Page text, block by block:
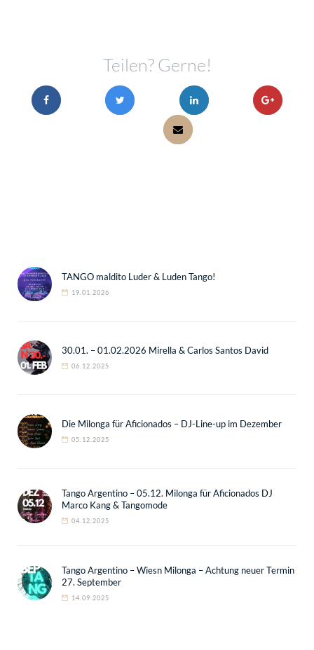
Teilen? Gerne!
TANGO maldito Luder & Luden Tango!
19.01.2026
30.01. – 01.02.2026 Mirella & Carlos Santos David
06.12.2025
Die Milonga für Aficionados – DJ-Line-up im Dezember
05.12.2025
Tango Argentino – 05.12. Milonga für Aficionados DJ
Marco Kang & Tangomode
04.12.2025
Tango Argentino – Wiesn Milonga – Achtung neuer Termin
27. September
14.09.2025